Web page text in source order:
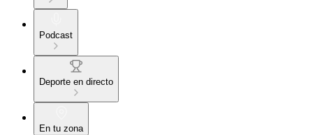
Podcast
Deporte en directo
En tu zona